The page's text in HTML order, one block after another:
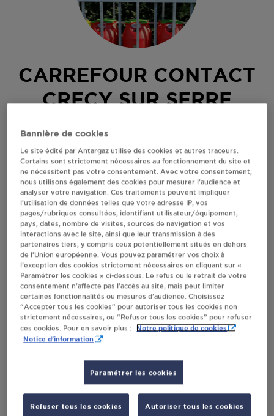
CARREFOUR CONTACT
CRECY SUR SERRE
2 AVENUE DE LA LIBERATION
02270 CRECY SUR SERRE
Revendeur de bouteilles de gaz
S'Y RENDRE
AFFICHER LE TÉLÉPHONE
RECEVOIR LES COORDONNÉES DU REVENDEUR
En cliquant sur « S’y rendre », j’autorise le traitement
d’informations (dont mon adresse IP) et leur transfert hors UE
par Google Maps afin d’afficher la carte.
En savoir plus
Accès
Bannière de cookies
Le site édité par Antargaz utilise des cookies et autres traceurs.
Certains sont strictement nécessaires au fonctionnement du site et
ne nécessitent pas votre consentement. Avec votre consentement,
nous utilisons également des cookies pour mesurer l’audience et
analyser votre navigation. Ces traitements peuvent impliquer
l’utilisation de données telles que votre adresse IP, vos
pages/rubriques consultées, identifiant utilisateur/équipement,
pays, dates, nombre de visites, sources de navigation et vos
interactions avec le site, ainsi que leur transmission à des
partenaires tiers, y compris ceux potentiellement situés en dehors
de l’Union européenne. Vous pouvez paramétrer vos choix à
l’exception des cookies strictement nécessaires en cliquant sur «
Paramétrer les cookies » ci-dessous. Le refus ou le retrait de votre
consentement n’affecte pas l’accès au site, mais peut limiter
certaines fonctionnalités ou mesures d’audience. Choisissez
“Accepter tous les cookies” pour autoriser tous les cookies non
strictement nécessaires, ou “Refuser tous les cookies” pour refuser
ces cookies. Pour en savoir plus :
Notre politique de cookies
Notice d'information
Paramétrer les cookies
Refuser tous les cookies Autoriser tous les cookies